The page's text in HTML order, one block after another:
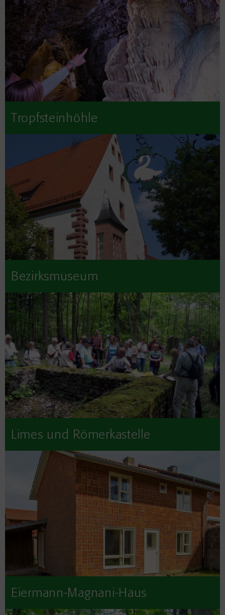
Tropfsteinhöhle
Bezirksmuseum
Limes und Römerkastelle
Eiermann-Magnani-Haus